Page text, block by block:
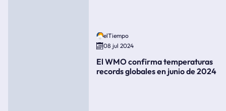
elTiempo
08 jul 2024
El WMO confirma temperaturas
records globales en junio de 2024